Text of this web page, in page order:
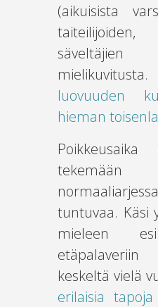
(aikuisista
luovuuden
hieman
tuntuvaa. Käsi
mieleen
keskeltä vielä
erilaisia